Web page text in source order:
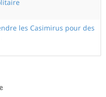
les Casimirus pour des